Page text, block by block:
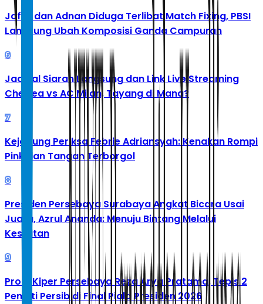
Jafar dan Adnan Diduga Terlibat Match Fixing, PBSI
Langsung Ubah Komposisi Ganda Campuran
6
Jadwal Siaran Langsung dan Link Live Streaming
Chelsea vs AC Milan, Tayang di Mana?
7
Kejagung Periksa Febrie Adriansyah: Kenakan Rompi
Pink dan Tangan Terborgol
8
Presiden Persebaya Surabaya Angkat Bicara Usai
Juara, Azrul Ananda: Menuju Bintang Melalui
Kesulitan
9
Profil Kiper Persebaya Reza Arya Pratama, Tepis 2
Penalti Persib di Final Piala Presiden 2026